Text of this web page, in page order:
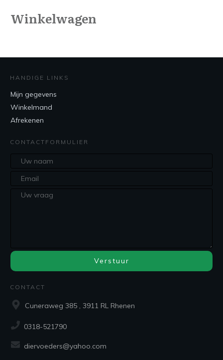
Winkelwagen
HANDIGE LINKS
Mijn gegevens
Winkelmand
Afrekenen
CONTACTFORMULIER
Verstuur
CONTACT
Cuneraweg 385 , 3911 RL Rhenen
0318-521790
diervoeders@yahoo.com